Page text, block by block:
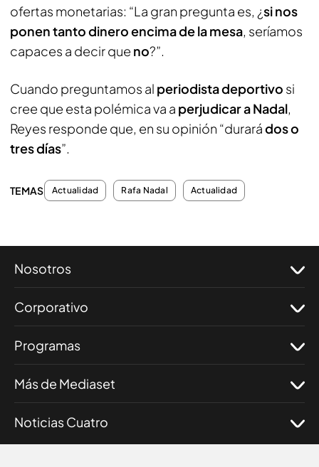
ofertas monetarias: “La gran pregunta es, ¿si nos
ponen tanto dinero encima de la mesa, seríamos
capaces a decir que no?”.
Cuando preguntamos al periodista deportivo si
cree que esta polémica va a perjudicar a Nadal,
Reyes responde que, en su opinión “durarádos o
tres días”.
TEMAS Actualidad Rafa Nadal Actualidad
Nosotros
Corporativo
Programas
Más de Mediaset
Noticias Cuatro